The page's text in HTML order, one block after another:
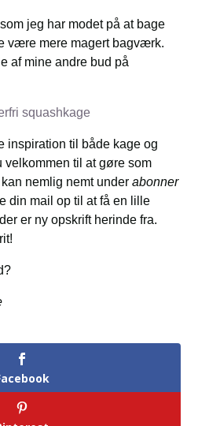
jeg har modet på at bage
være mere magert bagværk.
af mine andre bud på
squashkage
inspiration til både kage og
velkommen til at gøre som
nemlig nemt underabonner
din mail op til at få en lille
er ny opskrift herinde fra.